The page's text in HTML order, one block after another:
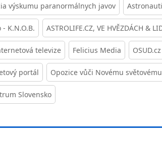
výskumu paranormálnych javov
K.N.O.B. ASTROLIFE.CZ, VE HVĚZDÁCH &
televize Felicius Media OSUD.cz
portál Opozice vůči Novému
Slovensko